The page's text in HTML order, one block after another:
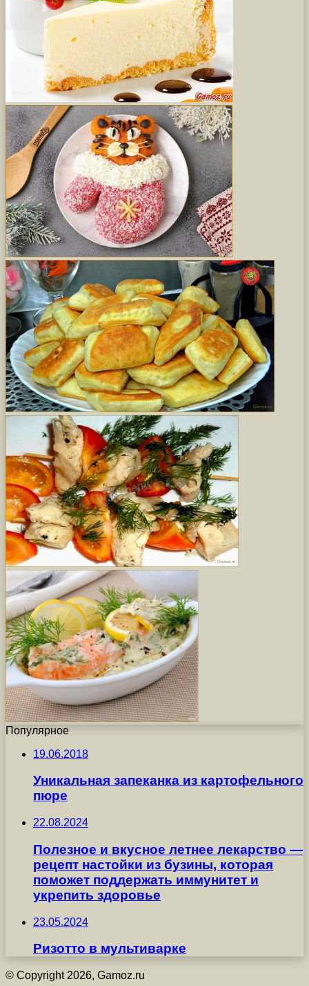
Популярное
19.06.2018
Уникальная запеканка из картофельного
пюре
22.08.2024
Полезное и вкусное летнее лекарство —
рецепт настойки из бузины, которая
поможет поддержать иммунитет и
укрепить здоровье
23.05.2024
Ризотто в мультиварке
© Copyright 2026, Gamoz.ru